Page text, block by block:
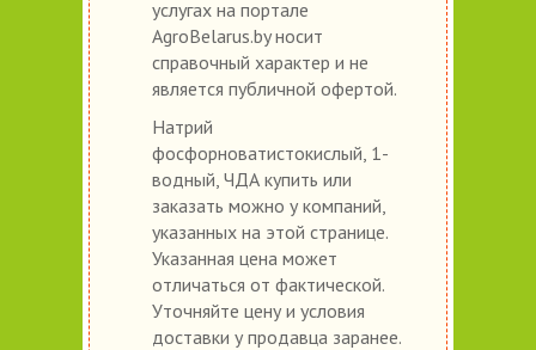
услугах на портале
AgroBelarus.by носит
справочный характер и не
является публичной офертой.
Натрий
фосфорноватистокислый, 1-
водный, ЧДА купить или
заказать можно у компаний,
указанных на этой странице.
Указанная цена может
отличаться от фактической.
Уточняйте цену и условия
доставки у продавца заранее.